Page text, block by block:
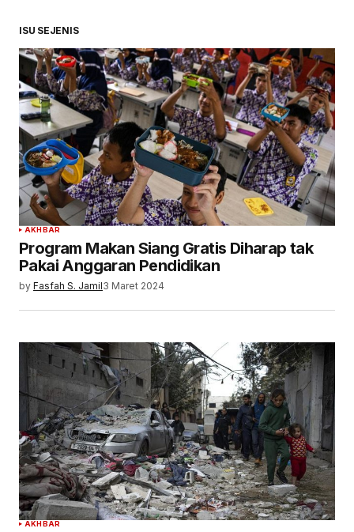
ISU SEJENIS
AKHBAR
Program Makan Siang Gratis Diharap tak
Pakai Anggaran Pendidikan
by Fasfah S. Jamil3 Maret 2024
AKHBAR